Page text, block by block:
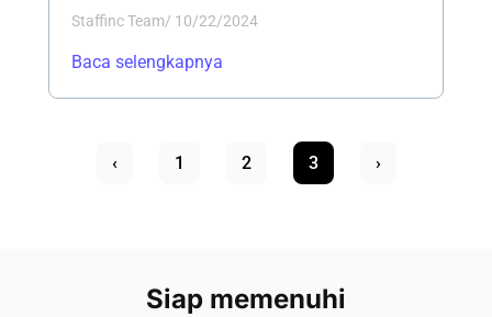
Staffinc Team/ 10/22/2024
Baca selengkapnya
‹ 1 2 3 ›
Siap memenuhi